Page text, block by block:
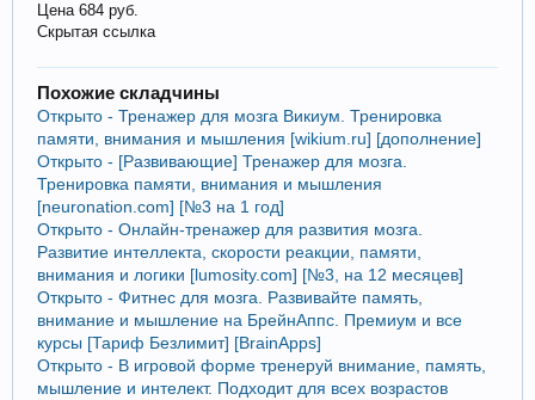
Цена 684 руб.
Скрытая ссылка
Похожие складчины
Открыто - Тренажер для мозга Викиум. Тренировка
памяти, внимания и мышления [wikium.ru‎] [дополнение]
Открыто - [Развивающие] Тренажер для мозга.
Тренировка памяти, внимания и мышления
[neuronation.com‎] [№3 на 1 год]
Открыто - Онлайн-тренажер для развития мозга.
Развитие интеллекта, скорости реакции, памяти,
внимания и логики [lumosity.com] [№3, на 12 месяцев]
Открыто - Фитнес для мозга. Развивайте память,
внимание и мышление на БрейнАппс. Премиум и все
курсы [Тариф Безлимит] [BrainApps]
Открыто - В игровой форме тренеруй внимание, память,
мышление и интелект. Подходит для всех возрастов